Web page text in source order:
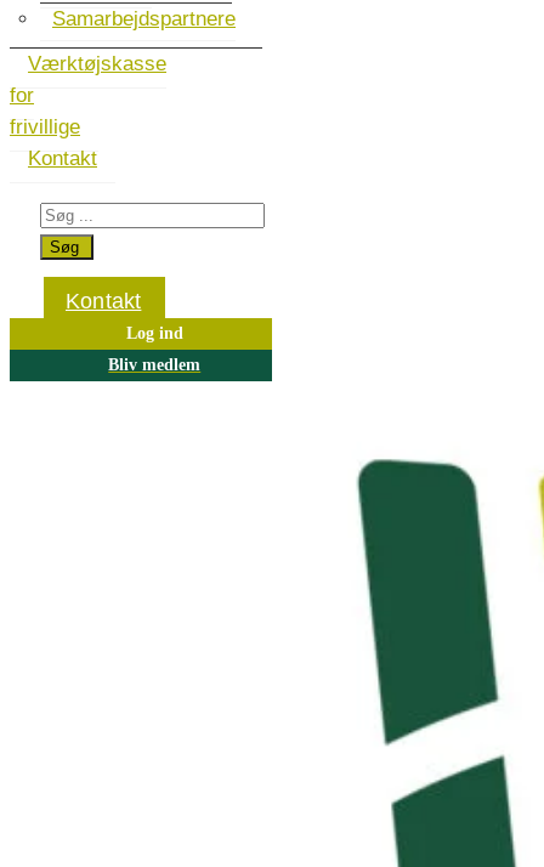
Samarbejdspartnere
Værktøjskasse
for
frivillige
Kontakt
Kontakt
Log ind
Bliv medlem